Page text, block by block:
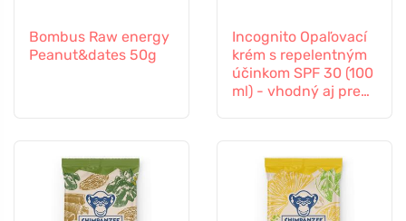
Bombus Raw energy
Peanut&dates 50g
Incognito Opaľovací
krém s repelentným
účinkom SPF 30 (100
ml) - vhodný aj pre